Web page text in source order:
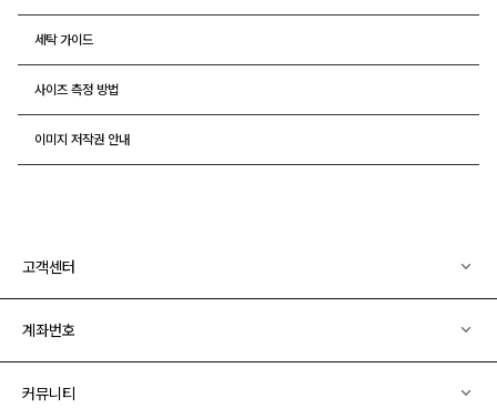
세탁 가이드
사이즈 측정 방법
이미지 저작권 안내
고객센터
계좌번호
커뮤니티